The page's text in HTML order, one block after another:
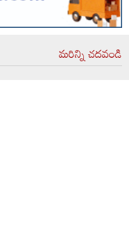
మరిన్ని చదవండి